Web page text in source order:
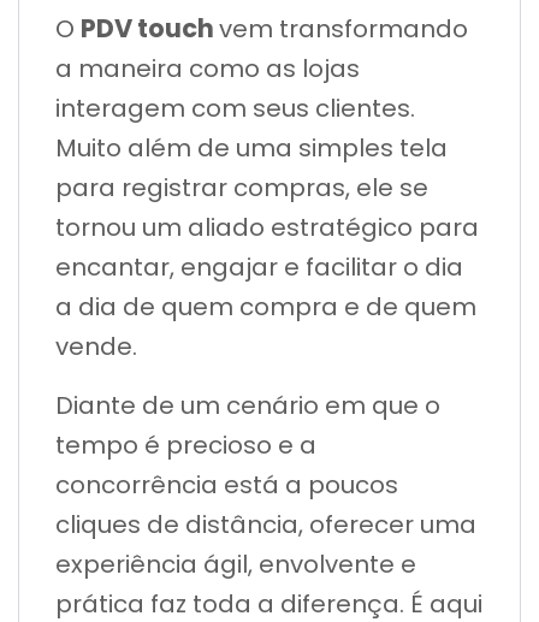
O PDV touchvem transformando
a maneira como as lojas
interagem com seus clientes.
Muito além de uma simples tela
para registrar compras, ele se
tornou um aliado estratégico para
encantar, engajar e facilitar o dia
a dia de quem compra e de quem
vende.
Diante de um cenário em que o
tempo é precioso e a
concorrência está a poucos
cliques de distância, oferecer uma
experiência ágil, envolvente e
prática faz toda a diferença. É aqui